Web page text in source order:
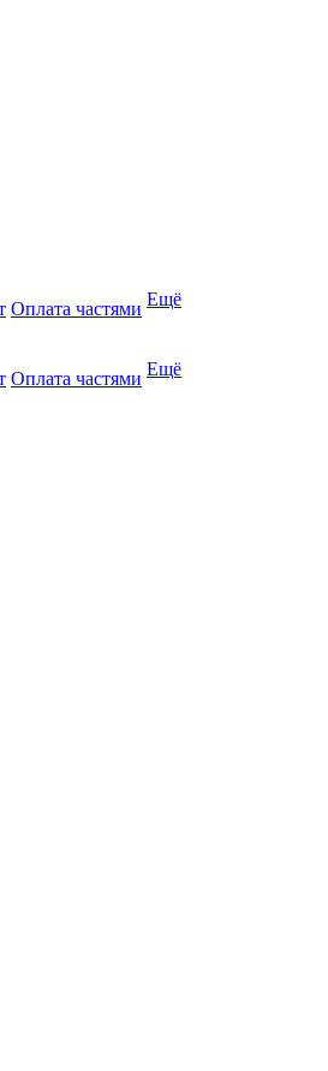
Оплата частями Ещё
Оплата частями Ещё